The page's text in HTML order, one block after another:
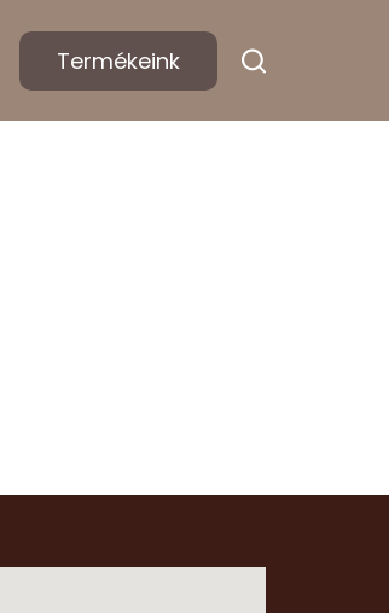
Termékeink